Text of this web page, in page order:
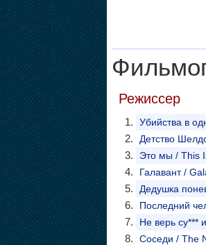
Режиссер
Убийства в
Детство
Это мы / This
Галавант /
Дедушка
Последний
Не верь су***
Соседи / The